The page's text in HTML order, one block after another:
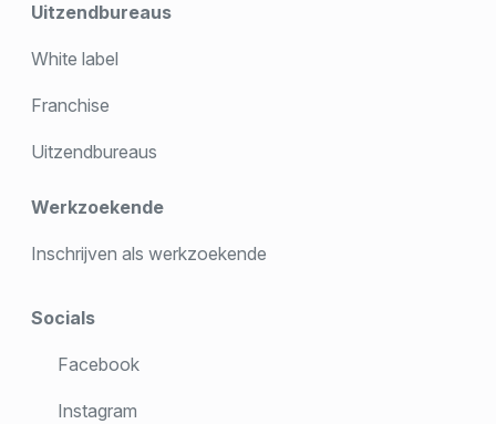
Uitzendbureaus
White label
Franchise
Uitzendbureaus
Werkzoekende
Inschrijven als werkzoekende
Socials
Facebook
Instagram